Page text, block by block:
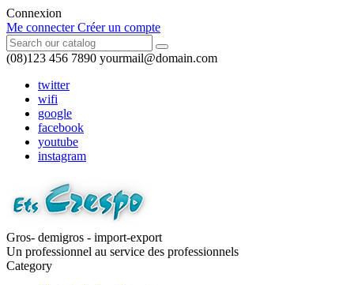
Connexion
Me connecter Créer un compte
(08)123 456 7890 yourmail@domain.com
twitter
wifi
google
facebook
youtube
instagram
Gros- demigros - import-export
Un professionnel au service des professionnels
Category